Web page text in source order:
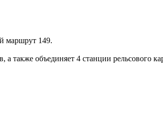
маршрут 149.
объединяет 4 станции рельсового